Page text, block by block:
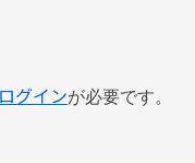
ログインが必要です。